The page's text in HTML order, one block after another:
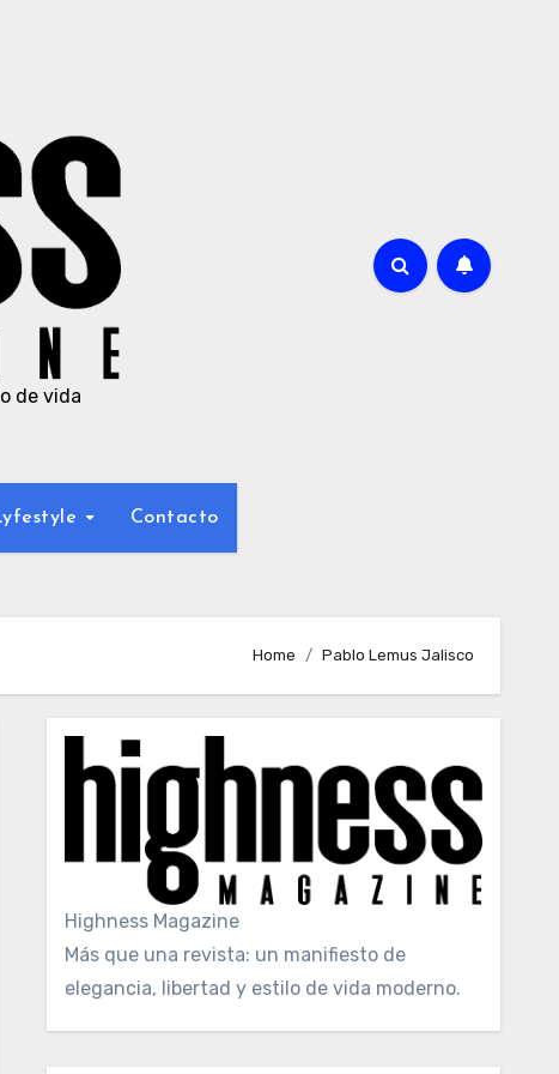
de vida
Contacto
Home Pablo Lemus Jalisco
Highness Magazine
Más que una revista: un manifiesto de
elegancia, libertad y estilo de vida moderno.